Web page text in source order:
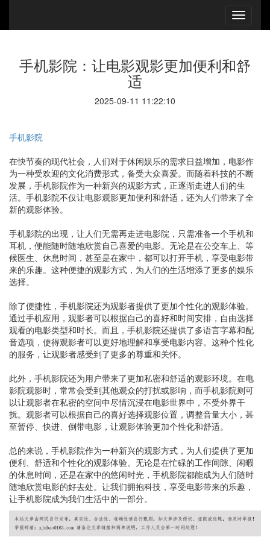
手机影院：让电影观影更加便利和舒
适
2025-09-11 11:22:10
手机影院
在快节奏的现代社会，人们对于休闲娱乐的需求日益增加，电影作
为一种受欢迎的文化消费形式，备受大众喜爱。而随着科技的不断
发展，手机影院作为一种新兴的观影方式，正逐渐走进人们的生
活。手机影院不仅让电影观影更加便利和舒适，还为人们带来了全
新的观影体验。
手机影院的出现，让人们无需再走进电影院，只需准备一个手机和
耳机，便能随时随地欣赏自己喜爱的电影。无论是在公交车上、等
候医生、休息时间，甚至是在家中，都可以打开手机，享受电影带
来的乐趣。这种便捷的观影方式，为人们的生活增添了更多的娱乐
选择。
除了便捷性，手机影院还为观影者提供了更加个性化的观影体验。
通过手机应用，观影者可以根据自己的喜好和时间安排，自由选择
观看的电影类型和时长。而且，手机影院还提供了多语言字幕和配
音选项，使得观影者可以更好地理解和享受电影内容。这种个性化
的服务，让观影者感受到了更多的尊重和关怀。
此外，手机影院还为用户带来了更加私密和舒适的观影环境。在电
影院观影时，常常会受到其他观众的打扰或影响，而手机影院则可
以让观影者在私密的空间中尽情沉浸在电影世界中，不受外界干
扰。观影者可以根据自己的喜好选择观影位置，调整音量大小，甚
至暂停、快进、倒带电影，让观影体验更加个性化和舒适。
总的来说，手机影院作为一种新兴的观影方式，为人们提供了更加
便利、舒适和个性化的观影体验。无论是在忙碌的工作间隙、闲暇
的休息时间，还是在家中的悠闲时光，手机影院都能成为人们随时
随地欣赏电影的好去处。让我们拥抱科技，享受电影带来的乐趣，
让手机影院成为我们生活中的一部分。